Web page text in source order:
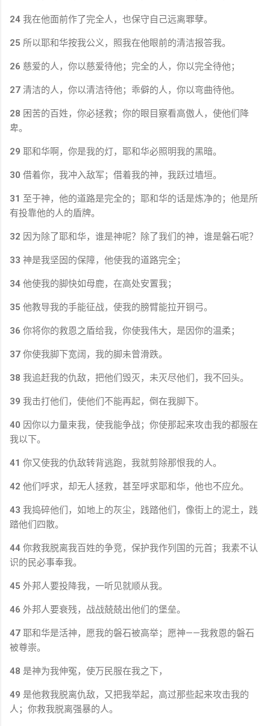
24 我在他面前作了完全人，也保守自己远离罪孽。
25 所以耶和华按我公义，照我在他眼前的清洁报答我。
26 慈爱的人，你以慈爱待他；完全的人，你以完全待他；
27 清洁的人，你以清洁待他；乖僻的人，你以弯曲待他。
28 困苦的百姓，你必拯救；你的眼目察看高傲人，使他们降
卑。
29 耶和华啊，你是我的灯，耶和华必照明我的黑暗。
30 借着你，我冲入敌军；借着我的神，我跃过墙垣。
31 至于神，他的道路是完全的；耶和华的话是炼净的；他是所
有投靠他的人的盾牌。
32 因为除了耶和华，谁是神呢？除了我们的神，谁是磐石呢？
33 神是我坚固的保障，他使我的道路完全；
34 他使我的脚快如母鹿，在高处安置我；
35 他教导我的手能征战，使我的膀臂能拉开铜弓。
36 你将你的救恩之盾给我，你使我伟大，是因你的温柔；
37 你使我脚下宽阔，我的脚未曾滑跌。
38 我追赶我的仇敌，把他们毁灭，未灭尽他们，我不回头。
39 我击打他们，使他们不能再起，倒在我脚下。
40 因你以力量束我，使我能争战；你使那起来攻击我的都服在
我以下。
41 你又使我的仇敌转背逃跑，我就剪除那恨我的人。
42 他们呼求，却无人拯救，甚至呼求耶和华，他也不应允。
43 我捣碎他们，如地上的灰尘，践踏他们，像街上的泥土，践
踏他们四散。
44 你救我脱离我百姓的争竞，保护我作列国的元首；我素不认
识的民必事奉我。
45 外邦人要投降我，一听见就顺从我。
46 外邦人要衰残，战战兢兢出他们的堡垒。
47 耶和华是活神，愿我的磐石被高举；愿神——我救恩的磐石
被尊崇。
48 是神为我伸冤，使万民服在我之下，
49 是他救我脱离仇敌，又把我举起，高过那些起来攻击我的
人；你救我脱离强暴的人。